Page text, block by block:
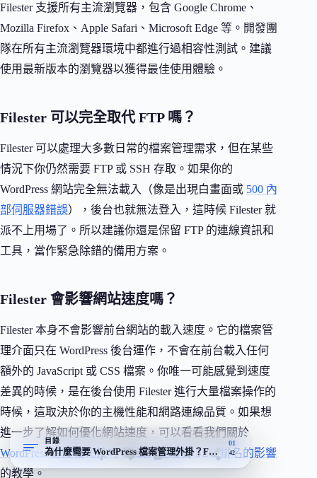
Filester 支援所有主流瀏覽器，包含 Google Chrome、
Mozilla Firefox、Apple Safari、Microsoft Edge 等。開發團
隊在所有主流瀏覽器環境中都進行過相容性測試。建議
使用最新版本的瀏覽器以獲得最佳使用體驗。
Filester 可以完全取代 FTP 嗎？
Filester 可以處理大多數日常的檔案管理需求，但在某些
情況下你仍然需要 FTP 或 SSH 存取。如果你的
WordPress 網站完全無法載入（像是出現白畫面或 500 內
部伺服器錯誤），後台也就無法登入，這時候 Filester 就
派不上用場了。所以建議你還是保留 FTP 的連線資訊和
工具，當作緊急除錯的備用方案。
Filester 會影響網站速度嗎？
Filester 本身不會影響前台網站的載入速度。它的檔案管
理介面只在 WordPress 後台運作，不會在前台載入任何
額外的 JavaScript 或 CSS 檔案。你唯一可能感覺到速度
差異的時候，是在後台使用 Filester 進行大量檔案操作的
時候，這取決於你的主機性能和網路連線品質。如果想
進一步了解如何優化網站速度，可以看看我們關於
WordPress 速度優化技巧和載入速度對 SEO 排名的影響
的教學。
目錄
為什麼需要 WordPress 檔案管理外掛？FTP 的痛點與替代方案
01
42